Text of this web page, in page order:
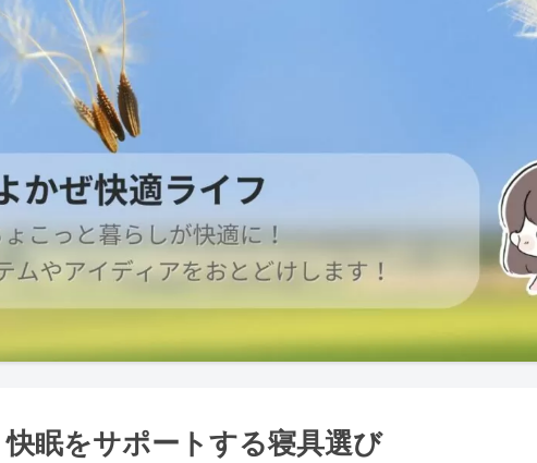
眠をサポートする寝具選び